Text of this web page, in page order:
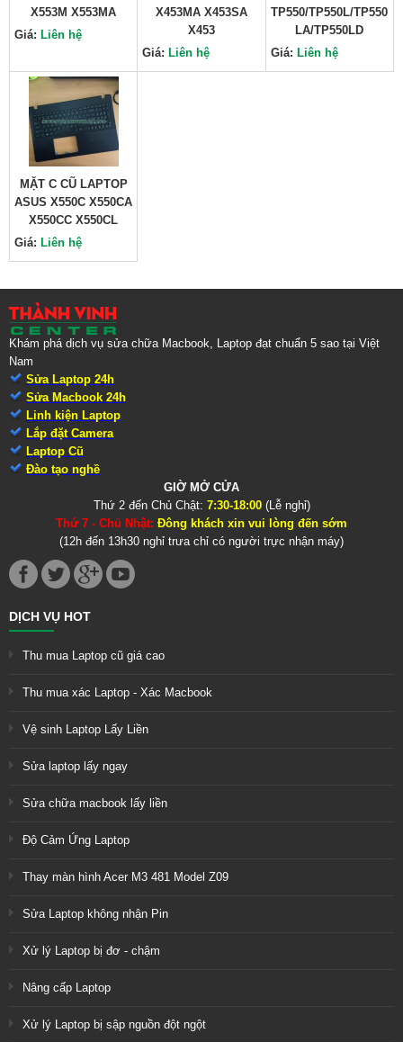
X553M X553MA
Giá: Liên hệ
X453MA X453SA
X453
Giá: Liên hệ
TP550/TP550L/TP550
LA/TP550LD
Giá: Liên hệ
MẶT C CŨ LAPTOP
ASUS X550C X550CA
X550CC X550CL
Giá: Liên hệ
Khám phá dịch vụ sửa chữa Macbook, Laptop đạt chuẩn 5 sao tại Việt
Nam
Sửa Laptop 24h
Sửa Macbook 24h
Linh kiện Laptop
Lắp đặt Camera
Laptop Cũ
Đào tạo nghề
GIỜ MỞ CỬA
Thứ 2 đến Chủ Chật: 7:30-18:00(Lễ nghỉ)
Thứ 7 - Chủ Nhật: Đông khách xin vui lòng đến sớm
(12h đến 13h30 nghỉ trưa chỉ có người trực nhận máy)
DỊCH VỤ HOT
Thu mua Laptop cũ giá cao
Thu mua xác Laptop - Xác Macbook
Vệ sinh Laptop Lấy Liền
Sửa laptop lấy ngay
Sửa chữa macbook lấy liền
Độ Cảm Ứng Laptop
Thay màn hình Acer M3 481 Model Z09
Sửa Laptop không nhận Pin
Xử lý Laptop bị đơ - chậm
Nâng cấp Laptop
Xử lý Laptop bị sập nguồn đột ngột